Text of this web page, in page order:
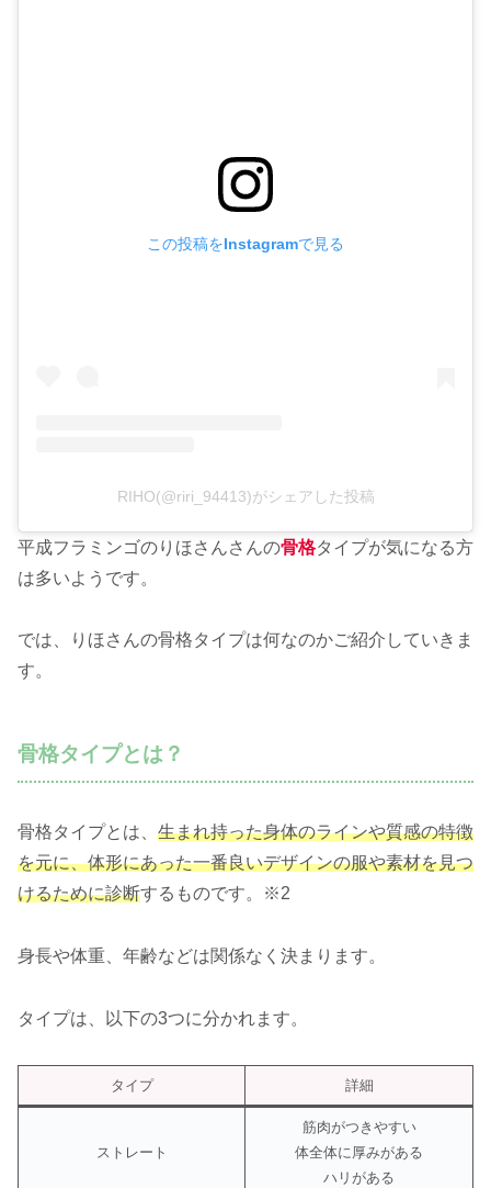
この投稿をInstagramで見る
RIHO(@riri_94413)がシェアした投稿
平成フラミンゴのりほさんさんの骨格タイプが気になる方
は多いようです。
では、りほさんの骨格タイプは何なのかご紹介していきま
す。
骨格タイプとは？
骨格タイプとは、 生まれ持った身体のラインや質感の特徴
を元に、体形にあった一番良いデザインの服や素材を見つ
けるために診断するものです。※2
身長や体重、年齢などは関係なく決まります。
タイプは、以下の3つに分かれます。
タイプ 詳細
ストレート
筋肉がつきやすい
体全体に厚みがある
ハリがある